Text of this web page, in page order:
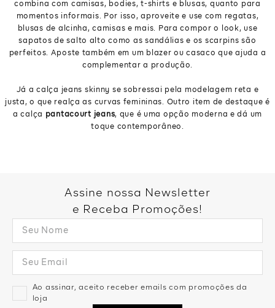
combina com camisas, bodies, t-shirts e blusas, quanto para
momentos informais. Por isso, aproveite e use com regatas,
blusas de alcinha, camisas e mais. Para compor o look, use
sapatos de salto alto como as sandálias e os scarpins são
perfeitos. Aposte também em um blazer ou casaco que ajuda a
complementar a produção.
Já a calça jeans skinny se sobressai pela modelagem reta e
justa, o que realça as curvas femininas. Outro item de destaque é
a calça pantacourt jeans, que é uma opção moderna e dá um
toque contemporâneo.
Assine nossa Newsletter
e Receba Promoções!
Ao assinar, aceito receber emails com promoções da
loja